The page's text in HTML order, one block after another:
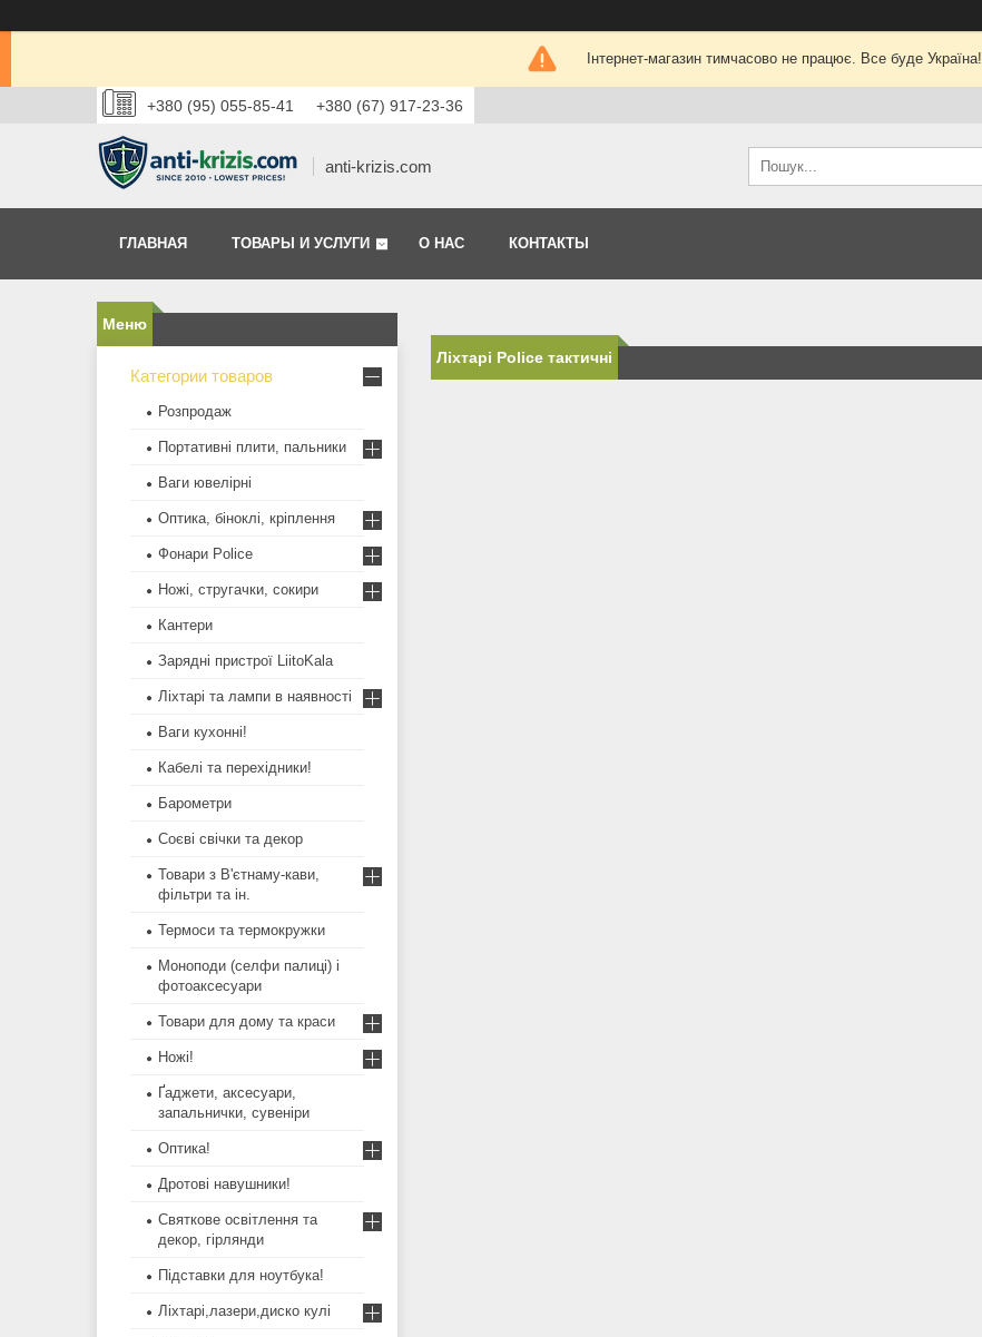
Інтернет-магазин тимчасово не працює. Все буде Україна!
+380 (95) 055-85-41 +380 (67) 917-23-36
anti-krizis.com
ГЛАВНАЯ ТОВАРЫ И УСЛУГИ О НАС КОНТАКТЫ
Ліхтарі Police тактичні
Категории товаров
Розпродаж
Портативні плити, пальники
Ваги ювелірні
Оптика, біноклі, кріплення
Фонари Police
Ножі, стругачки, сокири
Кантери
Зарядні пристрої LiitoKala
Ліхтарі та лампи в наявності
Ваги кухонні!
Кабелі та перехідники!
Барометри
Соєві свічки та декор
Товари з В'єтнаму-кави,
фільтри та ін.
Термоси та термокружки
Моноподи (селфи палиці) і
фотоаксесуари
Товари для дому та краси
Ножі!
Ґаджети, аксесуари,
запальнички, сувеніри
Оптика!
Дротові навушники!
Святкове освітлення та
декор, гірлянди
Підставки для ноутбука!
Ліхтарі,лазери,диско кулі